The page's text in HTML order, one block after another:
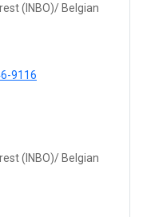
(INBO)/ Belgian
9116
(INBO)/ Belgian